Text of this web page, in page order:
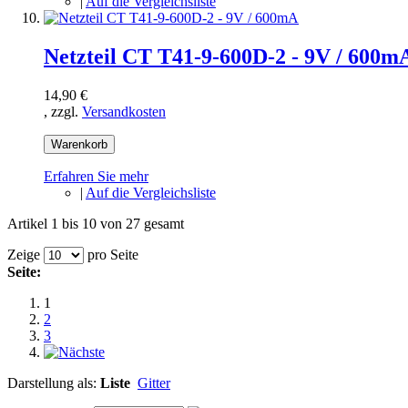
Netzteil CT T41-9-600D-2 - 9V /
14,90 €
, zzgl. Versandkosten
Warenkorb
Erfahren Sie mehr
| Auf die Vergleichsliste
Artikel 1 bis 10 von 27 gesamt
Zeige
pro Seite
Seite:
1
2
3
Darstellung als: Liste Gitter